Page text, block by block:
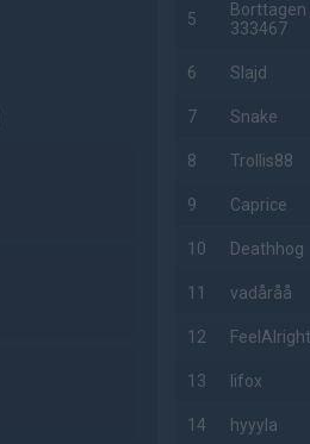
5
333467
6 Slajd
7 Snake
8 Trollis88
9 Caprice
10 Deathhog
11 vadåråå
12 FeelAlright
13 lifox
14 hyyyla